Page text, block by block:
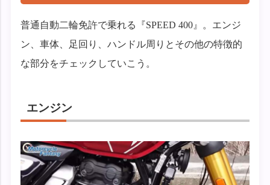
普通自動二輪免許で乗れる『SPEED 400』。エンジ
ン、車体、足回り、ハンドル周りとその他の特徴的
な部分をチェックしていこう。
エンジン